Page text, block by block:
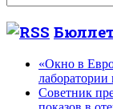
«Окно в
Советник